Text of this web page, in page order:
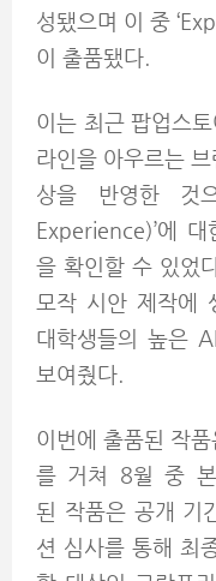
성됐으며 이 중
이 출품됐다.
이는 최근 팝업스
라인을 아우르는
상을 반영한 것
Experience)’에
을 확인할 수 있었
모작 시안 제작에
대학생들의 높은
보여줬다.
이번에 출품된 작
를 거쳐 8월 중 본
된 작품은 공개 기
션 심사를 통해 최